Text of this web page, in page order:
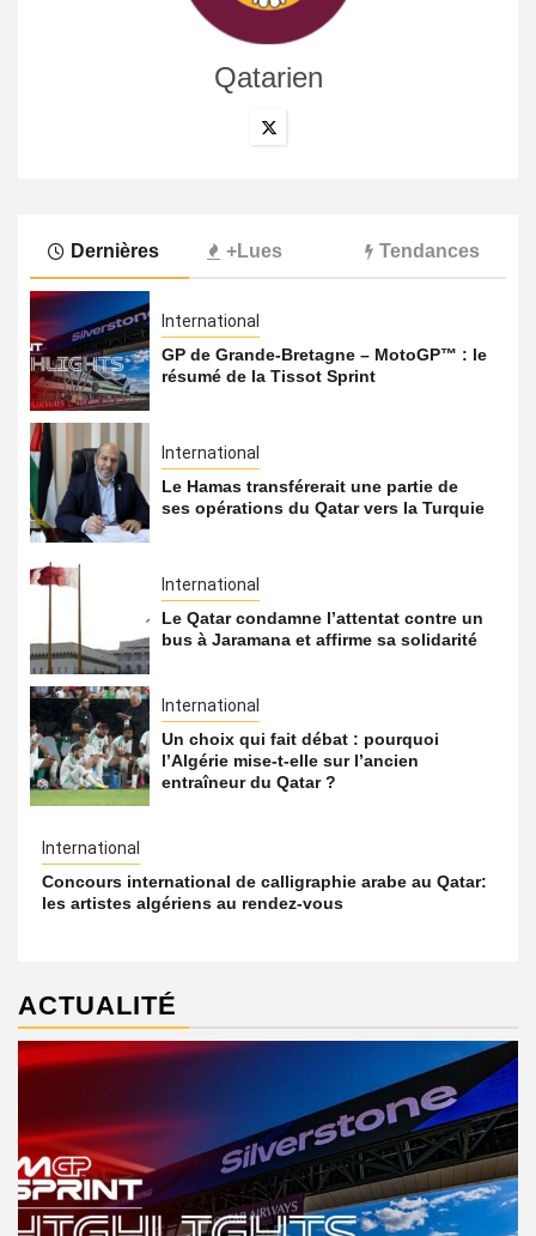
Qatarien
Dernières +Lues Tendances
International
GP de Grande-Bretagne – MotoGP™ : le
résumé de la Tissot Sprint
International
Le Hamas transférerait une partie de
ses opérations du Qatar vers la Turquie
International
Le Qatar condamne l’attentat contre un
bus à Jaramana et affirme sa solidarité
International
Un choix qui fait débat : pourquoi
l’Algérie mise-t-elle sur l’ancien
entraîneur du Qatar ?
International
Concours international de calligraphie arabe au Qatar:
les artistes algériens au rendez-vous
ACTUALITÉ